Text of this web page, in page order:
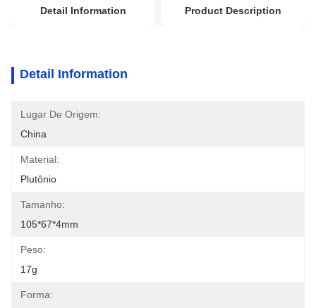
Detail Information Product Description
Detail Information
Lugar De Origem:
China
Material:
Plutônio
Tamanho:
105*67*4mm
Peso:
17g
Forma: